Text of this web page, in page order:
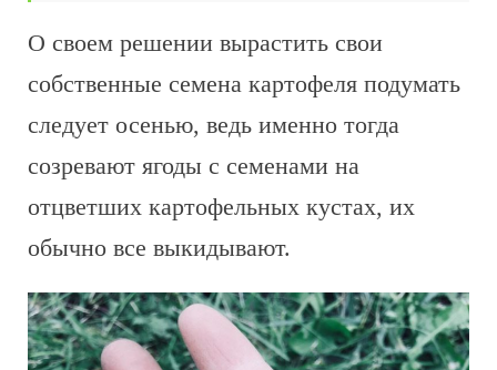
О своем решении вырастить свои
собственные семена картофеля подумать
следует осенью, ведь именно тогда
созревают ягоды с семенами на
отцветших картофельных кустах, их
обычно все выкидывают.